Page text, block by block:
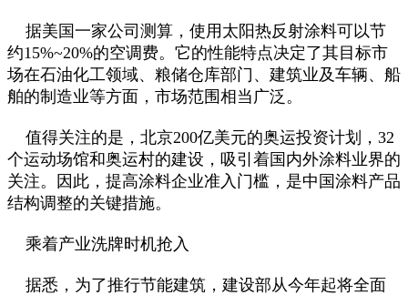
据美国一家公司测算，使用太阳热反射涂料可以节
约15%~20%的空调费。它的性能特点决定了其目标市
场在石油化工领域、粮储仓库部门、建筑业及车辆、船
舶的制造业等方面，市场范围相当广泛。
值得关注的是，北京200亿美元的奥运投资计划，32
个运动场馆和奥运村的建设，吸引着国内外涂料业界的
关注。因此，提高涂料企业准入门槛，是中国涂料产品
结构调整的关键措施。
乘着产业洗牌时机抢入
据悉，为了推行节能建筑，建设部从今年起将全面